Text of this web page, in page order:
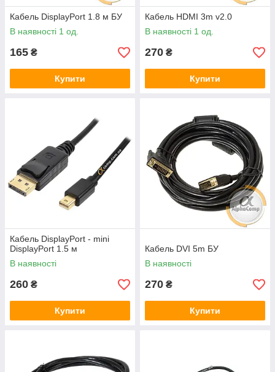
Кабель DisplayPort 1.8 м БУ
В наявності 1 од.
165 ₴
Купити
Кабель HDMI 3m v2.0
В наявності 1 од.
270 ₴
Купити
Кабель DisplayPort - mini
DisplayPort 1.5 м
В наявності
260 ₴
Купити
Кабель DVI 5m БУ
В наявності
270 ₴
Купити